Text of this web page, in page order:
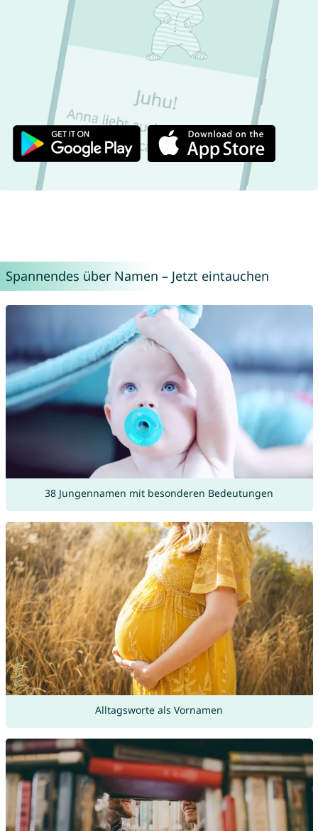
Spannendes über Namen – Jetzt eintauchen
38 Jungennamen mit besonderen Bedeutungen
Alltagsworte als Vornamen